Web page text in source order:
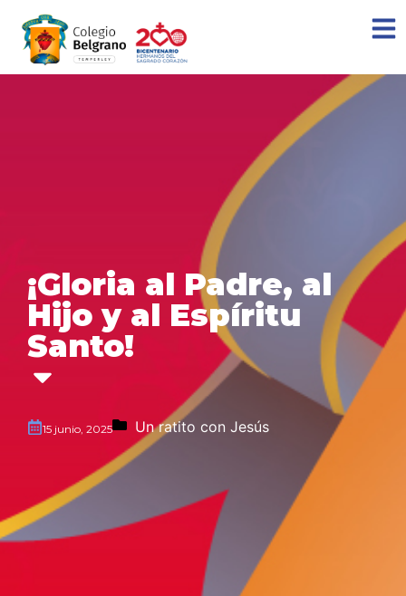
¡Gloria al Padre, al
Hijo y al Espíritu
Santo!
15 junio, 2025 Un ratito con Jesús